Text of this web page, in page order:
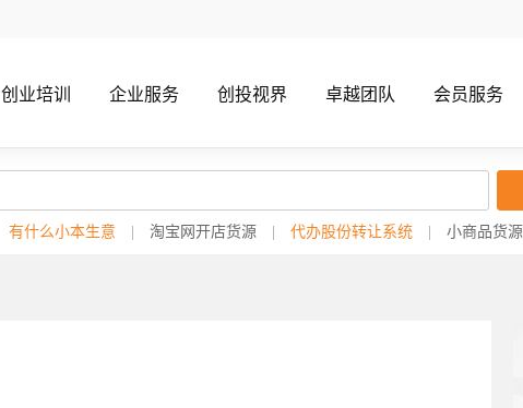
创业培训 企业服务 创投视界 卓越团队 会员服务
有什么小本生意 淘宝网开店货源 代办股份转让系统 小商品货源